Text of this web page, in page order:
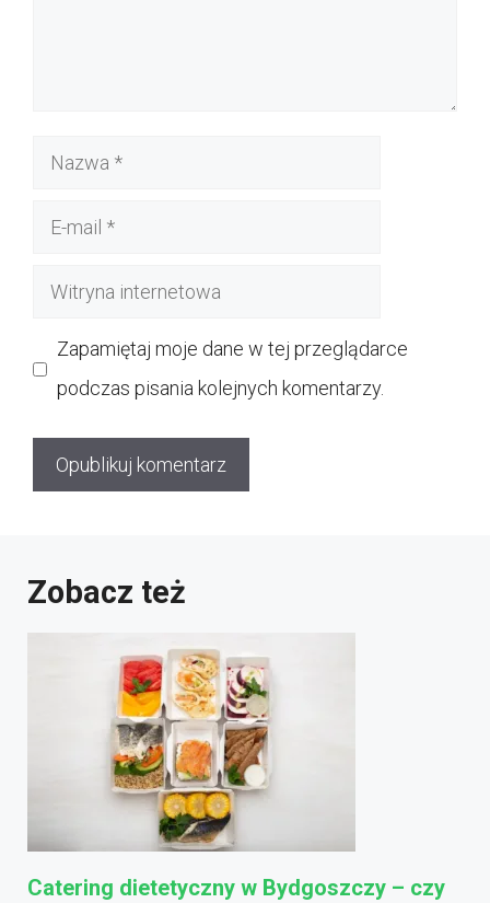
Nazwa
Witryna
Zapamiętaj moje dane w tej przeglądarce
podczas pisania kolejnych komentarzy.
Zobacz też
Catering dietetyczny w Bydgoszczy – czy